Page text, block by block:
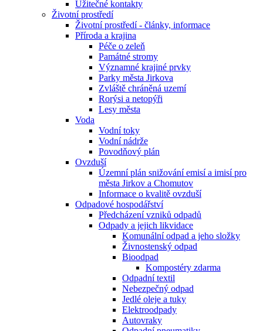
Užitečné kontakty
Životní prostředí
Životní prostředí - články, informace
Příroda a krajina
Péče o zeleň
Památné stromy
Významné krajiné prvky
Parky města Jirkova
Zvláště chráněná uzemí
Rorýsi a netopýři
Lesy města
Voda
Vodní toky
Vodní nádrže
Povodňový plán
Ovzduší
Územní plán snižování emisí a imisí pro
města Jirkov a Chomutov
Informace o kvalitě ovzduší
Odpadové hospodářství
Předcházení vzniků odpadů
Odpady a jejich likvidace
Komunální odpad a jeho složky
Živnostenský odpad
Bioodpad
Kompostéry zdarma
Odpadní textil
Nebezpečný odpad
Jedlé oleje a tuky
Elektroodpady
Autovraky